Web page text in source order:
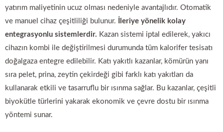
yatırım maliyetinin ucuz olması nedeniyle avantajlıdır. Otomatik
ve manuel cihaz çeşitliliği bulunur.
İleriye yönelik kolay
entegrasyonlu sistemlerdir. Kazan sistemi iptal edilerek, yakıcı
cihazın kombi ile değiştirilmesi durumunda tüm kalorifer tesisatı
doğalgaza entegre edilebilir. Katı yakıtlı kazanlar, kömürün yanı
sıra pelet, prina, zeytin çekirdeği gibi farklı katı yakıtları da
kullanarak etkili ve tasarruflu bir ısınma sağlar. Bu kazanlar, çeşitli
biyokütle türlerini yakarak ekonomik ve çevre dostu bir ısınma
yöntemi sunar.